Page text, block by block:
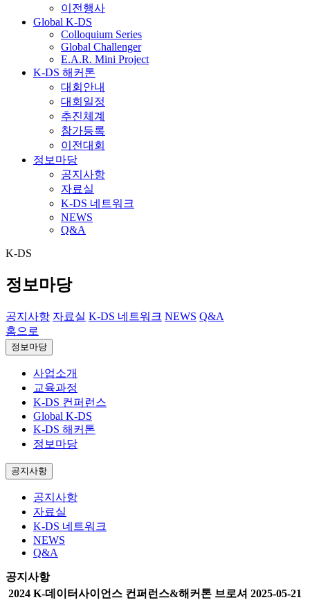
이전행사
Global K-DS
Colloquium Series
Global Challenger
E.A.R. Mini Project
K-DS 해커톤
대회안내
대회일정
추진체계
참가등록
이전대회
정보마당
공지사항
자료실
K-DS 네트워크
NEWS
Q&A
K-DS
정보마당
공지사항 자료실 K-DS 네트워크 NEWS Q&A
홈으로
정보마당
사업소개
교육과정
K-DS 컨퍼런스
Global K-DS
K-DS 해커톤
정보마당
공지사항
공지사항
자료실
K-DS 네트워크
NEWS
Q&A
공지사항
2024 K-데이터사이언스 컨퍼런스&해커톤 브로셔 2025-05-21